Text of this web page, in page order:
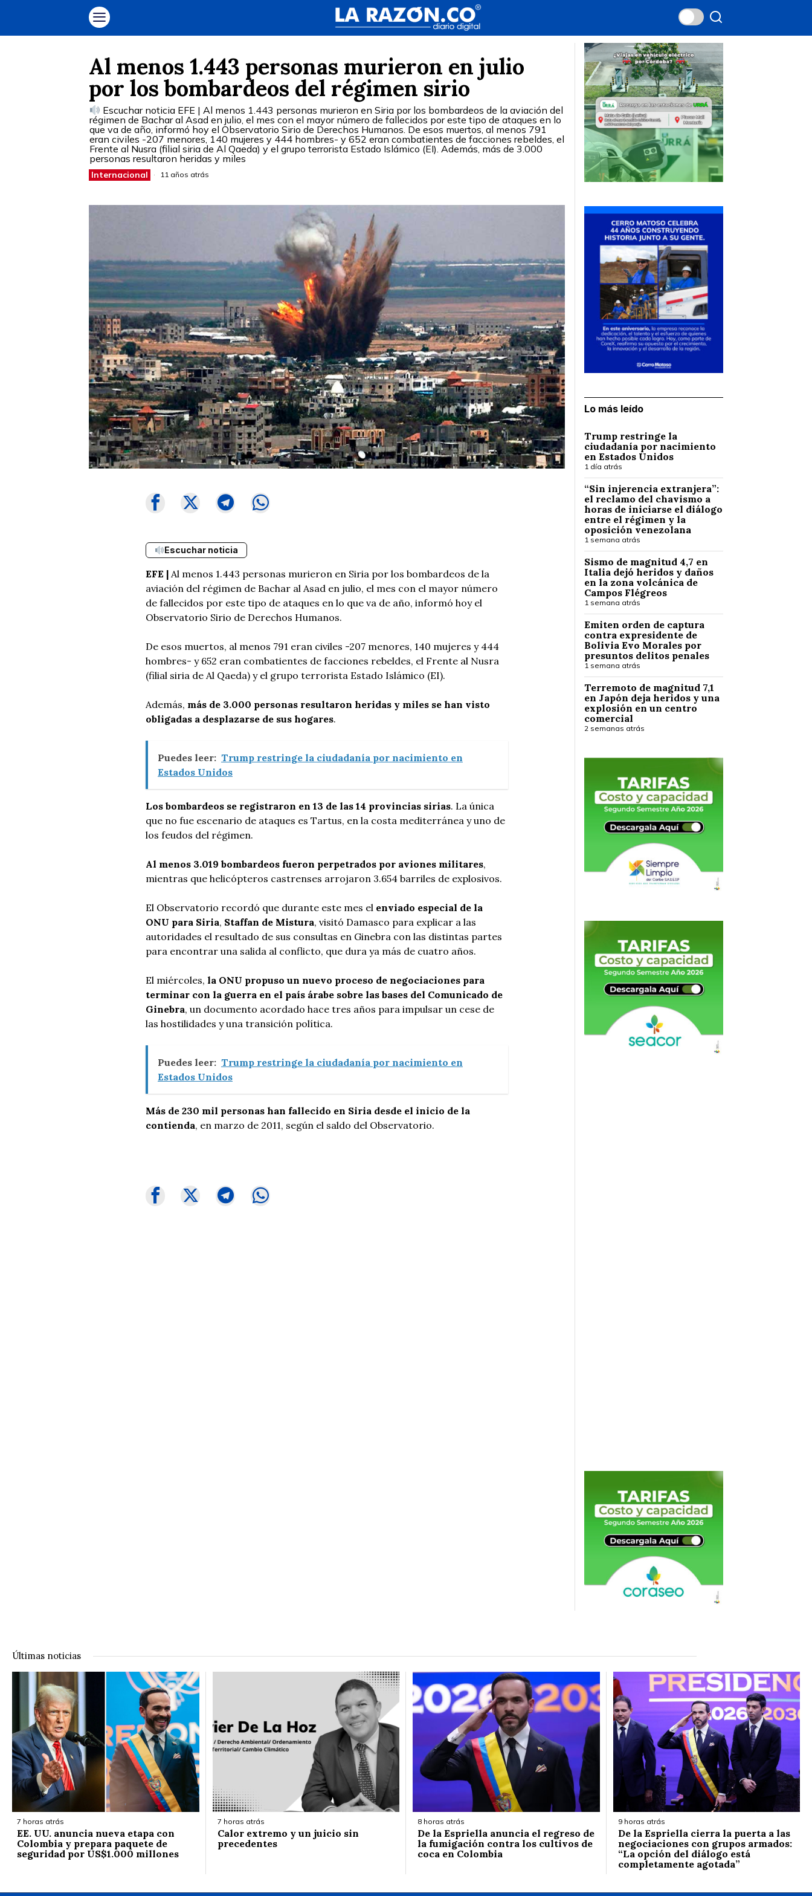
Al menos 1.443 personas murieron en julio
por los bombardeos del régimen sirio
Escuchar noticia EFE | Al menos 1.443 personas murieron en Siria por los bombardeos de la aviación del
régimen de Bachar al Asad en julio, el mes con el mayor número de fallecidos por este tipo de ataques en lo
que va de año, informó hoy el Observatorio Sirio de Derechos Humanos. De esos muertos, al menos 791
eran civiles -207 menores, 140 mujeres y 444 hombres- y 652 eran combatientes de facciones rebeldes, el
Frente al Nusra (filial siria de Al Qaeda) y el grupo terrorista Estado Islámico (EI). Además, más de 3.000
personas resultaron heridas y miles
Internacional 11 años atrás
Escuchar noticia
EFE | Al menos 1.443 personas murieron en Siria por los bombardeos de la
aviación del régimen de Bachar al Asad en julio, el mes con el mayor número
de fallecidos por este tipo de ataques en lo que va de año, informó hoy el
Observatorio Sirio de Derechos Humanos.
De esos muertos, al menos 791 eran civiles -207 menores, 140 mujeres y 444
hombres- y 652 eran combatientes de facciones rebeldes, el Frente al Nusra
(filial siria de Al Qaeda) y el grupo terrorista Estado Islámico (EI).
Además, más de 3.000 personas resultaron heridas y miles se han visto
obligadas a desplazarse de sus hogares.
Puedes leer: Trump restringe la ciudadanía por nacimiento en
Estados Unidos
Los bombardeos se registraron en 13 de las 14 provincias sirias. La única
que no fue escenario de ataques es Tartus, en la costa mediterránea y uno de
los feudos del régimen.
Al menos 3.019 bombardeos fueron perpetrados por aviones militares,
mientras que helicópteros castrenses arrojaron 3.654 barriles de explosivos.
El Observatorio recordó que durante este mes el enviado especial de la
ONU para Siria, Staffan de Mistura, visitó Damasco para explicar a las
autoridades el resultado de sus consultas en Ginebra con las distintas partes
para encontrar una salida al conflicto, que dura ya más de cuatro años.
El miércoles, la ONU propuso un nuevo proceso de negociaciones para
terminar con la guerra en el país árabe sobre las bases del Comunicado de
Ginebra, un documento acordado hace tres años para impulsar un cese de
las hostilidades y una transición política.
Puedes leer: Trump restringe la ciudadanía por nacimiento en
Estados Unidos
Más de 230 mil personas han fallecido en Siria desde el inicio de la
contienda, en marzo de 2011, según el saldo del Observatorio.
Lo más leído
Trump restringe la
ciudadanía por nacimiento
en Estados Unidos
1 día atrás
“Sin injerencia extranjera”:
el reclamo del chavismo a
horas de iniciarse el diálogo
entre el régimen y la
oposición venezolana
1 semana atrás
Sismo de magnitud 4,7 en
Italia dejó heridos y daños
en la zona volcánica de
Campos Flégreos
1 semana atrás
Emiten orden de captura
contra expresidente de
Bolivia Evo Morales por
presuntos delitos penales
1 semana atrás
Terremoto de magnitud 7,1
en Japón deja heridos y una
explosión en un centro
comercial
2 semanas atrás
Últimas noticias
7 horas atrás
EE. UU. anuncia nueva etapa con
Colombia y prepara paquete de
seguridad por US$1.000 millones
7 horas atrás
Calor extremo y un juicio sin
precedentes
8 horas atrás
De la Espriella anuncia el regreso de
la fumigación contra los cultivos de
coca en Colombia
9 horas atrás
De la Espriella cierra la puerta a las
negociaciones con grupos armados:
“La opción del diálogo está
completamente agotada”